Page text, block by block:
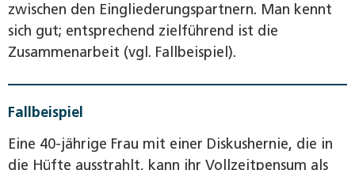
zwischen den Eingliederungspartnern. Man kennt
sich gut; entsprechend zielführend ist die
Zusammenarbeit (vgl. Fallbeispiel).
Fallbeispiel
Eine 40-jährige Frau mit einer Diskushernie, die in
die Hüfte ausstrahlt, kann ihr Vollzeitpensum als